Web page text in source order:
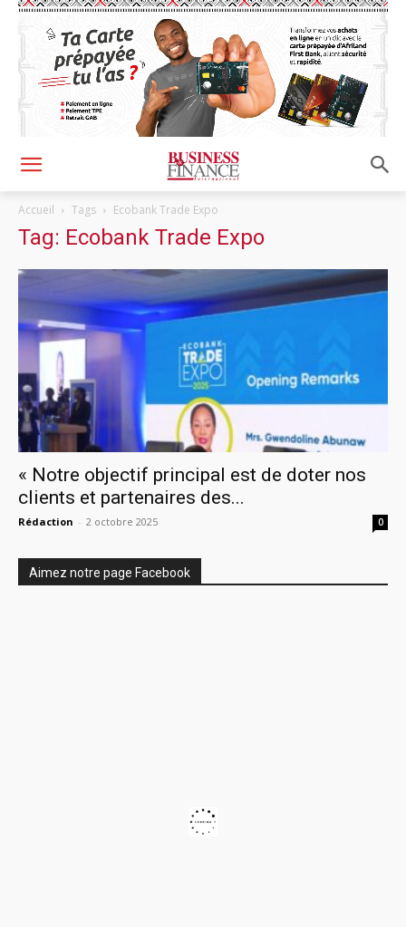
Accueil Tags Ecobank Trade Expo
Tag: Ecobank Trade Expo
« Notre objectif principal est de doter nos
clients et partenaires des...
Rédaction - 2 octobre 2025 0
Aimez notre page Facebook